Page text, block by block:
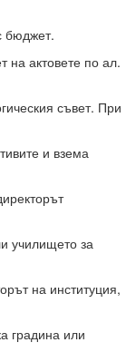
бюджет.
на актовете по ал.
съвет. При
и взема
училището за
на институция,
градина или